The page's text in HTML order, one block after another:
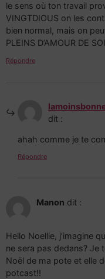
le sens où ton travail
VINGTDIOUS on les
bien normal, mais on
PLEINS D’AMOUR DE
Répondre
dit :
ahah comme je te
Répondre
Manon dit :
Hello Noellie, j’imagine
ne sera pas dedans? Je
Noël de ma pote et elle
potcast!!